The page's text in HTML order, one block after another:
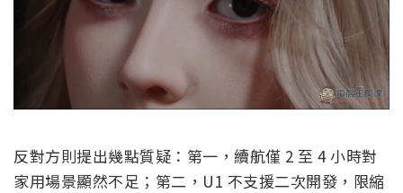
反對方則提出幾點質疑：第一，續航僅 2 至 4 小時對
家用場景顯然不足；第二，U1 不支援二次開發，限縮